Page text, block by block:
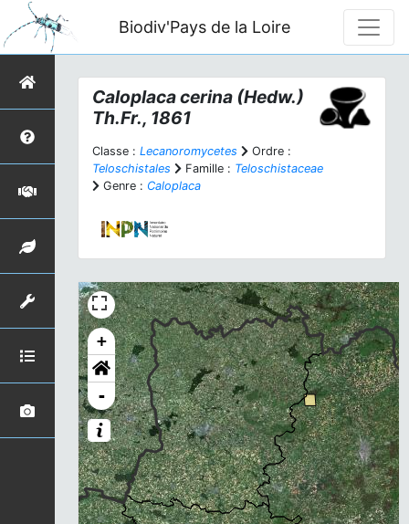
Biodiv'Pays de la Loire
Caloplaca cerina (Hedw.)
Th.Fr., 1861
Classe : Lecanoromycetes
Ordre :
Teloschistales
Famille : Teloschistaceae
Genre : Caloplaca
+
-